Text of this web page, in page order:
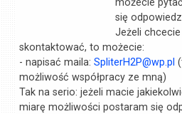
możecie
się
Jeżeli
skontaktować, to możecie:
- napisać maila:SpliterH2P@wp.pl
możliwość współpracy ze mną)
Tak na serio: jeżeli macie
miarę możliwości postaram się